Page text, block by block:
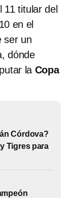
11 titular del
en el
ser un
dónde
la Copa
Córdova?
Tigres para